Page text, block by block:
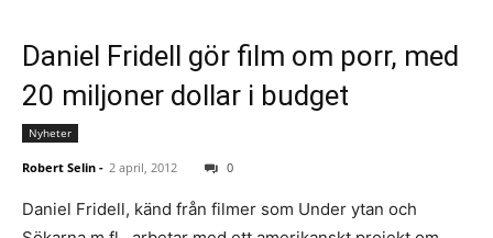
Daniel Fridell gör film om porr, med
20 miljoner dollar i budget
Nyheter
Robert Selin - 2 april, 2012 0
Daniel Fridell, känd från filmer som Under ytan och